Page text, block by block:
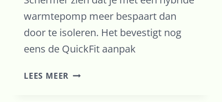
warmtepomp meer bespaart dan
door te isoleren. Het bevestigt nog
eens de QuickFit aanpak
LEES MEER TERUGVERDIENTIJD